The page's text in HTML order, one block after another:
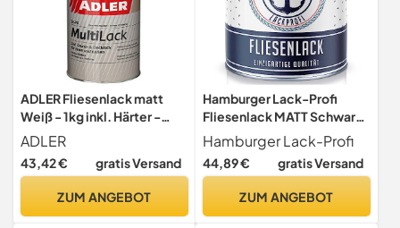
ADLER Fliesenlack matt
Weiß - 1kg inkl. Härter -
Hochwertige Fliesenfarbe
mit hervorragenden
Hafteigenschaften für
Grund- und Decklack
ADLER
43,42 € gratis Versand
ZUM ANGEBOT
Hamburger Lack-Profi
Fliesenlack MATT Schwarz
RAL 9005 Schwarz
Fliesenfarbe (1 L)
Hamburger Lack-Profi
44,89 € gratis Versand
ZUM ANGEBOT